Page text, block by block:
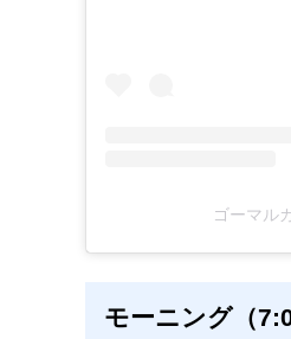
ゴーマル
モーニング（